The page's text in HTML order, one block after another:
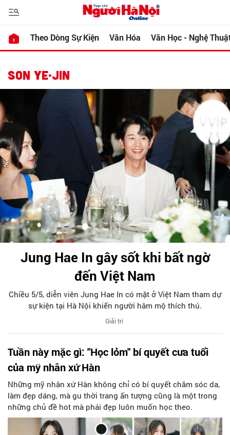
Theo Dòng Sự Kiện Văn Hóa Văn Học - Nghệ
SON YE-JIN
Jung Hae In gây sốt khi bất ngờ
đến Việt Nam
Chiều 5/5, diễn viên Jung Hae In có mặt ở Việt Nam tham dự
sự kiện tại Hà Nội khiến người hâm mộ thích thú.
Giải trí
Tuần này mặc gì: "Học lỏm" bí quyết cưa tuổi
của mỹ nhân xứ Hàn
Những mỹ nhân xứ Hàn không chỉ có bí quyết chăm sóc da,
làm đẹp dáng, mà gu thời trang ấn tượng cũng là một trong
những chủ đề hot mà phái đẹp luôn muốn học theo.